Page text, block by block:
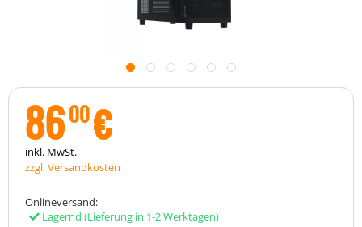
8600€
inkl. MwSt.
zzgl. Versandkosten
Onlineversand:
Lagernd (Lieferung in 1-2 Werktagen)